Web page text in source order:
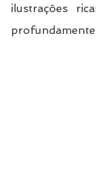
ilustrações
profundamente